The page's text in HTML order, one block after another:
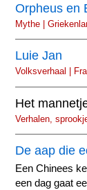
Orpheus en
Mythe |
Luie Jan
Volksverhaal |
Het
Verhalen,
De aap die
Een Chinees
een dag gaat